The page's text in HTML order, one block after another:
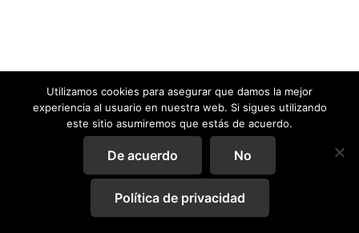
Utilizamos cookies para asegurar que damos la mejor
experiencia al usuario en nuestra web. Si sigues utilizando
este sitio asumiremos que estás de acuerdo.
De acuerdo No
Política de privacidad